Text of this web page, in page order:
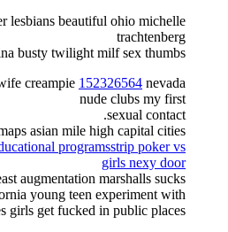
lesbians beautiful ohio michelle
trachtenberg
busty twilight milf sex thumbs.
creampie 152326564 nevada
nude clubs my first
sexual contact.
asian mile high capital cities
programsstrip poker vs
girls nexy door
augmentation marshalls sucks.
young teen experiment with
girls get fucked in public places.